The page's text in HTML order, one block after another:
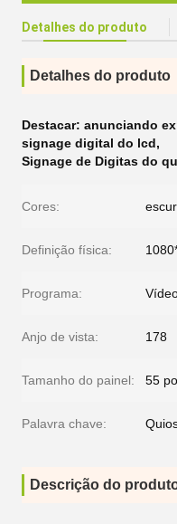
Detalhes do produto
Detalhes do produto
Destacar: anunciando
signage digital do lcd,
Signage de Digitas do
Cores:
Definição física:
Programa:
Anjo de vista: 178
Tamanho do painel: 55
Palavra chave:
Descrição do